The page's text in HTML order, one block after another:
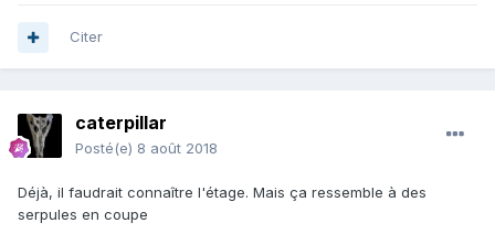
Citer
caterpillar
Posté(e) 8 août 2018
Déjà, il faudrait connaître l'étage. Mais ça ressemble à des
serpules en coupe